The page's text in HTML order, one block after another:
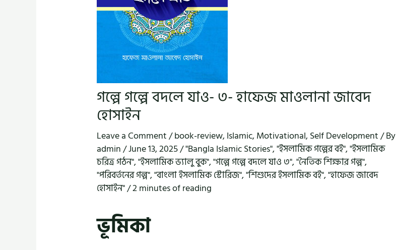
গল্পে গল্পে বদলে যাও- ৩- হাফেজ মাওলানা জাবেদ
হোসাইন
Leave a Comment/book-review,Islamic,Motivational,Self Development/ By
admin/June 13, 2025/"Bangla Islamic Stories","ইসলামিক গল্পের বই","ইসলামিক
চরিত্র গঠন","ইসলামিক ভ্যালু বুক","গল্পে গল্পে বদলে যাও ৩","নৈতিক শিক্ষার গল্প",
"পরিবর্তনের গল্প","বাংলা ইসলামিক স্টোরিজ","শিশুদের ইসলামিক বই","হাফেজ জাবেদ
হোসাইন"/2 minutes of reading
ভূমিকা